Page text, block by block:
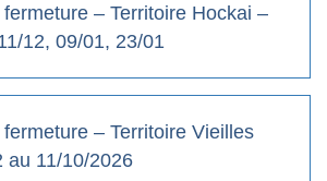
– Territoire Hockai –
12, 09/01, 23/01
– Territoire Vieilles
au 11/10/2026